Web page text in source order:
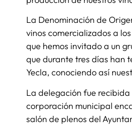
La Denominación de
vinos comercializados a
que hemos invitado a un
que durante tres días han
Yecla, conociendo así
La delegación fue
corporación municipal
salón de plenos del